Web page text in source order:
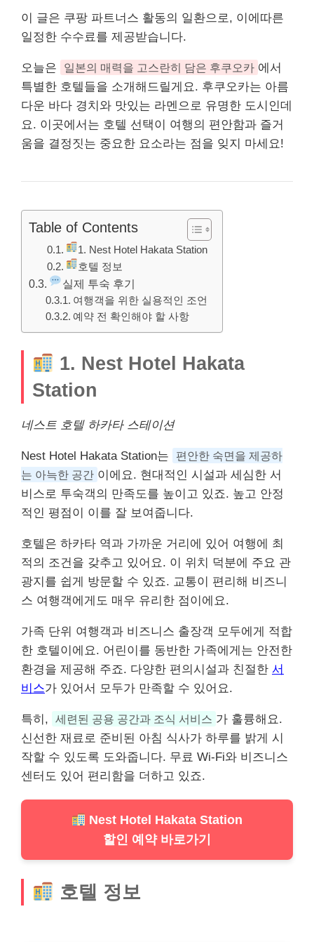
이 글은 쿠팡 파트너스 활동의 일환으로, 이에따른
일정한 수수료를 제공받습니다.
오늘은 일본의 매력을 고스란히 담은 후쿠오카 에서
특별한 호텔들을 소개해드릴게요. 후쿠오카는 아름
다운 바다 경치와 맛있는 라멘으로 유명한 도시인데
요. 이곳에서는 호텔 선택이 여행의 편안함과 즐거
움을 결정짓는 중요한 요소라는 점을 잊지 마세요!
Table of Contents
1. Nest Hotel Hakata Station
호텔 정보
실제 투숙 후기
여행객을 위한 실용적인 조언
예약 전 확인해야 할 사항
1. Nest Hotel Hakata
Station
네스트 호텔 하카타 스테이션
Nest Hotel Hakata Station는
편안한 숙면을 제공하
는 아늑한 공간 이에요. 현대적인 시설과 세심한 서
비스로 투숙객의 만족도를 높이고 있죠. 높고 안정
적인 평점이 이를 잘 보여줍니다.
호텔은 하카타 역과 가까운 거리에 있어 여행에 최
적의 조건을 갖추고 있어요. 이 위치 덕분에 주요 관
광지를 쉽게 방문할 수 있죠. 교통이 편리해 비즈니
스 여행객에게도 매우 유리한 점이에요.
가족 단위 여행객과 비즈니스 출장객 모두에게 적합
한 호텔이에요. 어린이를 동반한 가족에게는 안전한
환경을 제공해 주죠. 다양한 편의시설과 친절한 서
비스가 있어서 모두가 만족할 수 있어요.
특히, 세련된 공용 공간과 조식 서비스 가 훌륭해요.
신선한 재료로 준비된 아침 식사가 하루를 밝게 시
작할 수 있도록 도와줍니다. 무료 Wi-Fi와 비즈니스
센터도 있어 편리함을 더하고 있죠.
Nest Hotel Hakata Station
할인 예약 바로가기
호텔 정보